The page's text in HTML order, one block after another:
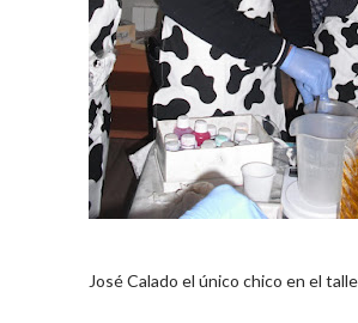
José Calado el único chico en el